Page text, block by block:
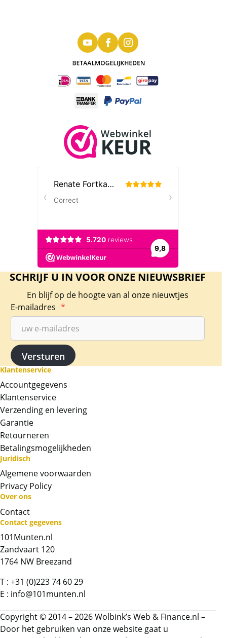
Chat met ons
Bel ons
Contactformulier
SCHRIJF U IN VOOR ONZE NIEUWSBRIEF
En blijf op de hoogte van al onze nieuwtjes
E-mailadres *
Klantenservice
Accountgegevens
Klantenservice
Verzending en levering
Garantie
Retourneren
Betalingsmogelijkheden
Juridisch
Algemene voorwaarden
Privacy Policy
Over ons
Contact
Contact gegevens
101Munten.nl
Zandvaart 120
1764 NW Breezand
T : +31 (0)223 74 60 29
E : info@101munten.nl
Copyright © 2014 – 2026 Wolbink’s Web & Finance.nl –
Door het gebruiken van onze website gaat u